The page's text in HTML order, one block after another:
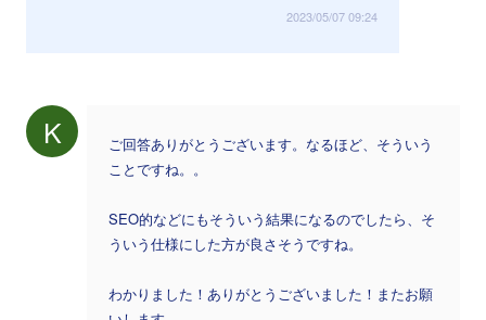
2023/05/07 09:24
K
ご回答ありがとうございます。なるほど、そういう
ことですね。。
SEO的などにもそういう結果になるのでしたら、そ
ういう仕様にした方が良さそうですね。
わかりました！ありがとうございました！またお願